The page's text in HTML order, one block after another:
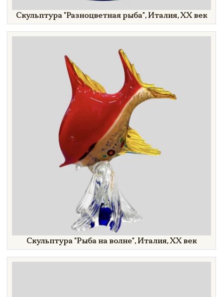
Скульптура"Разноцветная рыба", Италия,XX век
Скульптура"Рыба на волне", Италия,XX век